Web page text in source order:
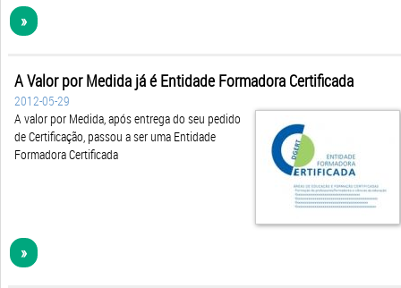
»
A Valor por Medida já é Entidade Formadora Certificada
2012-05-29
A valor por Medida, após entrega do seu pedido
de Certificação, passou a ser uma Entidade
Formadora Certificada
»